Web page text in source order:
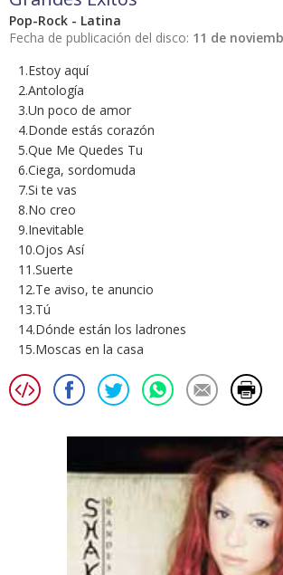
Pop-Rock - Latina
Fecha de publicación del disco: 11 de
1.Estoy aquí
2.Antología
3.Un poco de amor
4.Donde estás corazón
5.Que Me Quedes Tu
6.Ciega, sordomuda
7.Si te vas
8.No creo
9.Inevitable
10.Ojos Así
11.Suerte
12.Te aviso, te anuncio
13.Tú
14.Dónde están los ladrones
15.Moscas en la casa